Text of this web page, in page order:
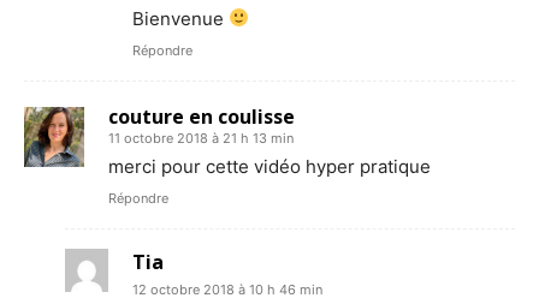
Bienvenue
Répondre
couture en coulisse
11 octobre 2018 à 21 h 13 min
merci pour cette vidéo hyper pratique
Répondre
Tia
12 octobre 2018 à 10 h 46 min